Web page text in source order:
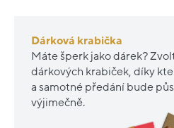
Dárková krabička
Máte šperk jako dárek?
dárkových krabiček, díky
a samotné předání bude
výjimečně.